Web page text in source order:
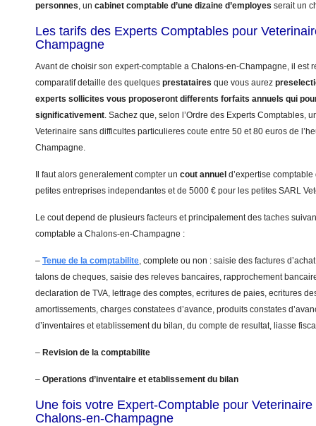
personnes, un cabinet comptable d’une dizaine d’employes serait un
Les tarifs des Experts Comptables pour
Champagne
Avant de choisir son expert-comptable a Chalons-en-Champagne, il est
comparatif detaille des quelques prestataires que vous aurez
experts sollicites vous proposeront differents forfaits annuels qui
significativement. Sachez que, selon l’Ordre des Experts Comptables,
Veterinaire sans difficultes particulieres coute entre 50 et 80 euros de
Champagne.
Il faut alors generalement compter un cout annuel d’expertise
petites entreprises independantes et de 5000 € pour les petites SARL
Le cout depend de plusieurs facteurs et principalement des taches
comptable a Chalons-en-Champagne :
– Tenue de la comptabilite, complete ou non : saisie des factures
talons de cheques, saisie des releves bancaires, rapprochement
declaration de TVA, lettrage des comptes, ecritures de paies, ecritures
amortissements, charges constatees d’avance, produits constates
d’inventaires et etablissement du bilan, du compte de resultat, liasse
– Revision de la comptabilite
– Operations d’inventaire et etablissement du bilan
Une fois votre Expert-Comptable pour
Chalons-en-Champagne